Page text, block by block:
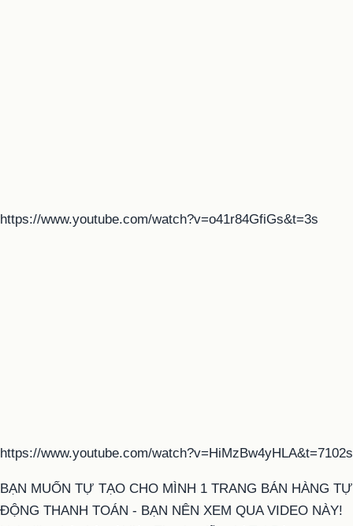
https://www.youtube.com/watch?v=o41r84GfiGs&t=3s
https://www.youtube.com/watch?v=HiMzBw4yHLA&t=7102s
BẠN MUỐN TỰ TẠO CHO MÌNH 1 TRANG BÁN HÀNG TỰ
ĐỘNG THANH TOÁN - BẠN NÊN XEM QUA VIDEO NÀY!